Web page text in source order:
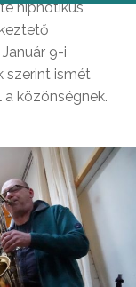
hipnotikus
9-i
szerint ismét
közönségnek.